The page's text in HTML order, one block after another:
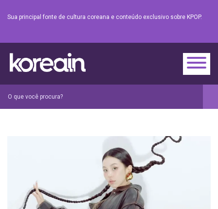
Sua principal fonte de cultura coreana e conteúdo exclusivo sobre KPOP.